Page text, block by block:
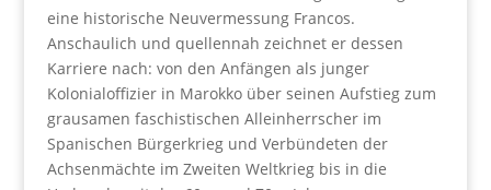
eine historische Neuvermessung Francos.
Anschaulich und quellennah zeichnet er dessen
Karriere nach: von den Anfängen als junger
Kolonialoffizier in Marokko über seinen Aufstieg zum
grausamen faschistischen Alleinherrscher im
Spanischen Bürgerkrieg und Verbündeten der
Achsenmächte im Zweiten Weltkrieg bis in die